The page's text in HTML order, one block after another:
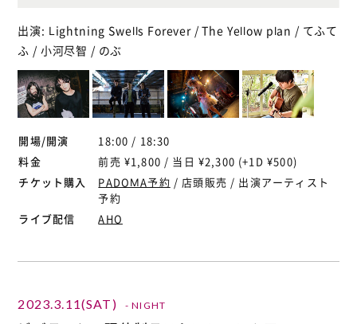
出演: Lightning Swells Forever / The Yellow plan / てふて
ふ / 小河尽智 / のぶ
開場/開演
18:00 / 18:30
料金
前売 ¥1,800 / 当日 ¥2,300 (+1D ¥500)
チケット購入
PADOMA予約 / 店頭販売 / 出演アーティスト
予約
ライブ配信
AHO
2023.3.11(SAT) - NIGHT